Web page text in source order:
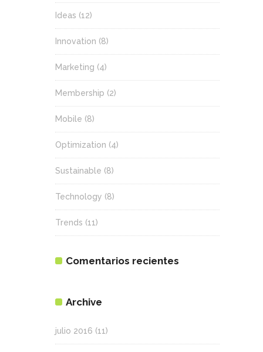
Ideas (12)
Innovation (8)
Marketing (4)
Membership (2)
Mobile (8)
Optimization (4)
Sustainable (8)
Technology (8)
Trends (11)
Comentarios recientes
Archive
julio 2016 (11)